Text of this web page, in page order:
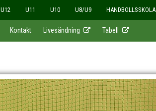
U12 U11 U10 U8/U9 HANDBOLLSSKOLA
Kontakt Livesändning Tabell